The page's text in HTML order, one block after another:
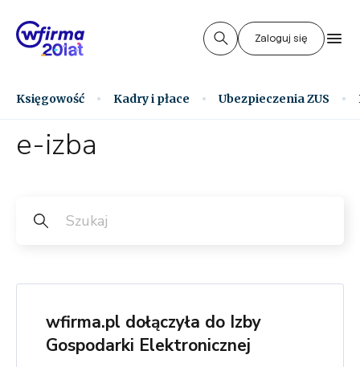
Zaloguj się
Księgowość Kadry i płace Ubezpieczenia ZUS
e-izba
wfirma.pl dołączyła do Izby
Gospodarki Elektronicznej